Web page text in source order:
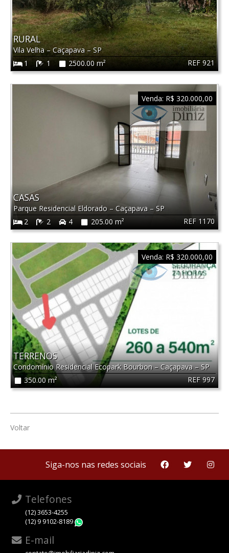
REF 921
RURAL
Vila Velha–Caçapava–SP
1
1 2500.00 m²
REF 1170
CASAS
Parque Residencial Eldorado – Caçapava–SP
2
2 4 205.00 m²
Venda: R$ 320.000,00
REF 997
TERRENOS
Condomínio Residencial Ecopark Bourbon–Caçapava–SP
350.00 m²
Venda: R$ 320.000,00
Voltar
Siga-nos nas redes sociais
Telefones
(12) 3653-4255
(12) 9 9102-8189
E-mail